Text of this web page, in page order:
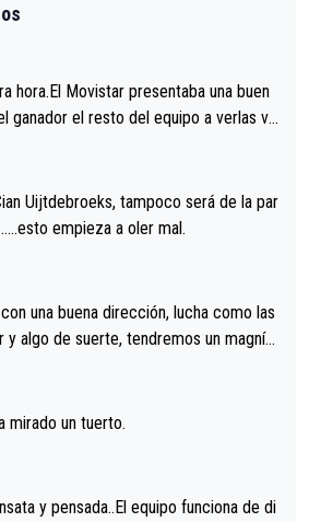
hora.El Movistar presentaba una buen
ganador el resto del equipo a verlas ve
es la mejoría de Enric Más en San Seb
Burgos sigue la mejoría, podríamos ten
Vuelta.Ojalá.
Uijtdebroeks, tampoco será de la par
empieza a oler mal.
una buena dirección, lucha como las
y algo de suerte, tendremos un magnífi
mirado un tuerto.
y pensada..El equipo funciona de di